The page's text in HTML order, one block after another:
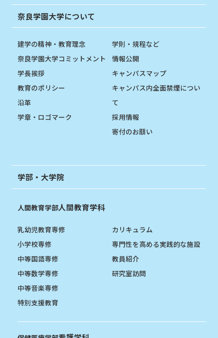
奈良学園大学について
建学の精神・教育理念
奈良学園大学コミットメント
学長挨拶
教育のポリシー
沿革
学章・ロゴマーク
学則・規程など
情報公開
キャンパスマップ
キャンパス内全面禁煙につい
て
採用情報
寄付のお願い
学部・大学院
人間教育学部人間教育学科
乳幼児教育専修
小学校専修
中等国語専修
中等数学専修
中等音楽専修
特別支援教育
カリキュラム
専門性を高める実践的な施設
教員紹介
研究室訪問